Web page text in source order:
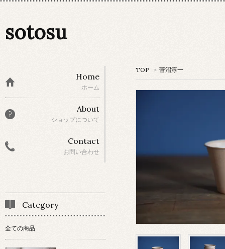
sotosu
TOP > 菅沼淳一
Home
ホーム
About
ショップについて
Contact
お問い合わせ
Category
全ての商品